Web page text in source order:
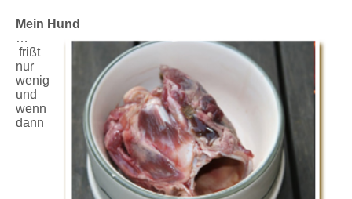
Mein Hund
…
frißt
nur
wenig
und
wenn
dann